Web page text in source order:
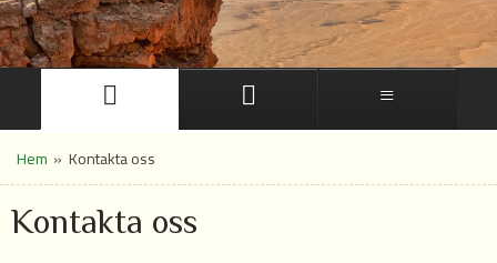
Hem » Kontakta oss
Kontakta oss